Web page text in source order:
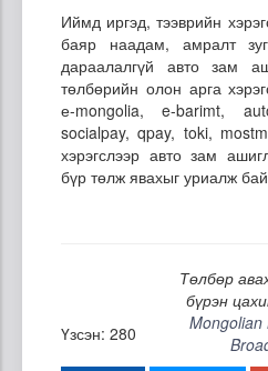
Иймд иргэд, тээврийн
баяр наадам, амралт
дараалалгүй авто зам
төлбөрийн олон арга
е-mongolia, e-barimt,
socialpay, qpay, toki,
хэрэгслээр авто зам
бүр төлж явахыг уриалж
Төлбөр
бүрэн
Үзсэн: 280
Mongolian